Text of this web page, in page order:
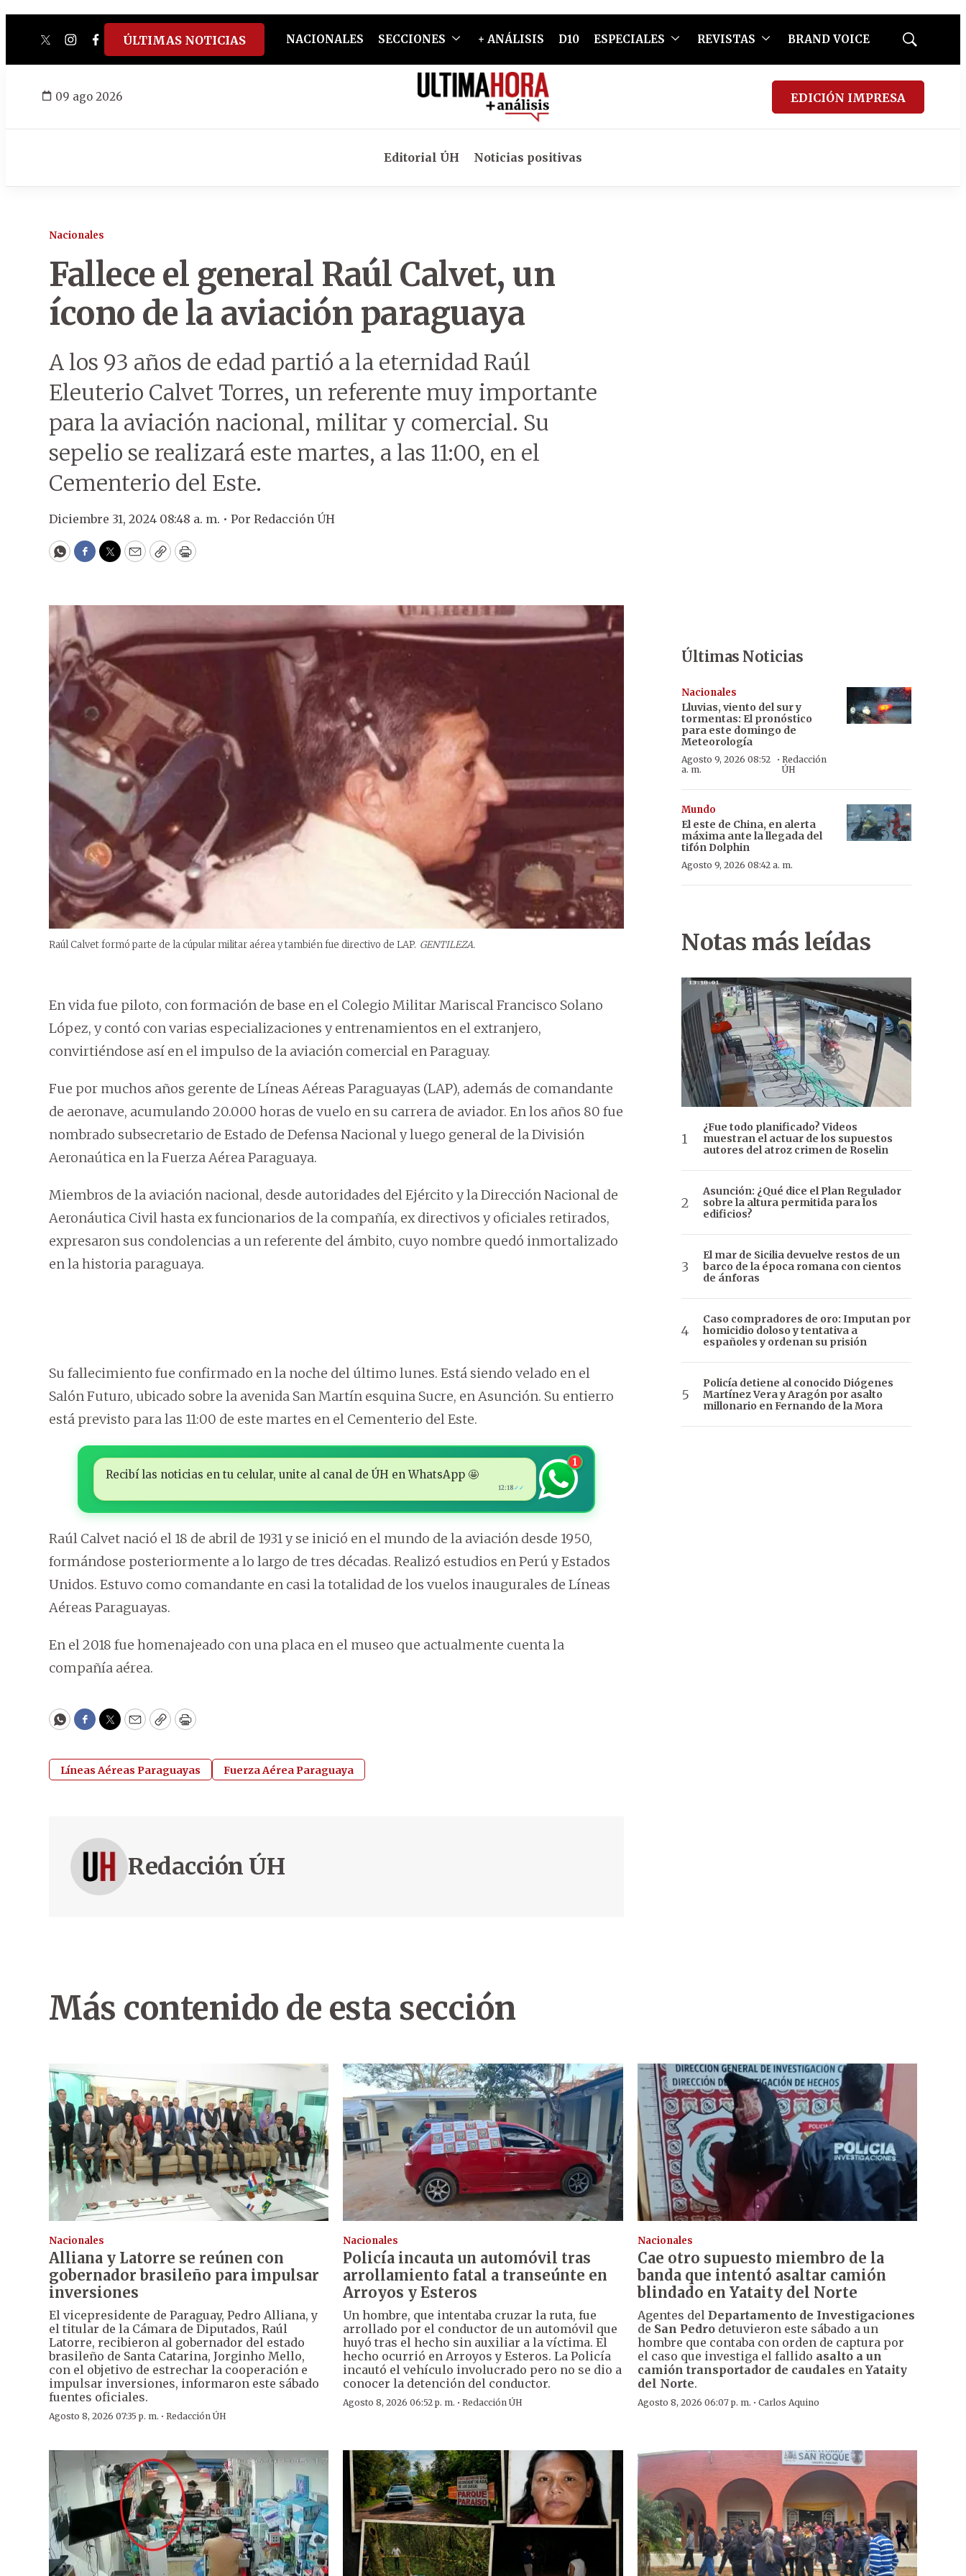
twitterinstagram
facebook
tiktokyoutube
spotify
ÚLTIMAS NOTICIAS NACIONALES SECCIONES + ANÁLISIS D10 ESPECIALES REVISTAS BRAND VOICE
Mostrar
09 ago 2026 EDICIÓN IMPRESA
Editorial ÚH Noticias positivas
Nacionales
Fallece el general Raúl Calvet, un
ícono de la aviación paraguaya
A los 93 años de edad partió a la eternidad Raúl
Eleuterio Calvet Torres, un referente muy importante
para la aviación nacional, militar y comercial. Su
sepelio se realizará este martes, a las 11:00, en el
Cementerio del Este.
Diciembre 31, 2024 08:48 a. m. • Por Redacción ÚH
WhatsApp
Facebook
Twitter
EmailCopyPrint
Raúl Calvet formó parte de la cúpular militar aérea y también fue directivo de LAP. GENTILEZA.
En vida fue piloto, con formación de base en el Colegio Militar Mariscal Francisco Solano
López, y contó con varias especializaciones y entrenamientos en el extranjero,
convirtiéndose así en el impulso de la aviación comercial en Paraguay.
Fue por muchos años gerente de Líneas Aéreas Paraguayas (LAP), además de comandante
de aeronave, acumulando 20.000 horas de vuelo en su carrera de aviador. En los años 80 fue
nombrado subsecretario de Estado de Defensa Nacional y luego general de la División
Aeronaútica en la Fuerza Aérea Paraguaya.
Miembros de la aviación nacional, desde autoridades del Ejército y la Dirección Nacional de
Aeronáutica Civil hasta ex funcionarios de la compañía, ex directivos y oficiales retirados,
expresaron sus condolencias a un referente del ámbito, cuyo nombre quedó inmortalizado
en la historia paraguaya.
Su fallecimiento fue confirmado en la noche del último lunes. Está siendo velado en el
Salón Futuro, ubicado sobre la avenida San Martín esquina Sucre, en Asunción. Su entierro
está previsto para las 11:00 de este martes en el Cementerio del Este.
Recibí las noticias en tu celular, unite al canal de ÚH en WhatsApp 🤩
12:18 ✓✓
1
Raúl Calvet nació el 18 de abril de 1931 y se inició en el mundo de la aviación desde 1950,
formándose posteriormente a lo largo de tres décadas. Realizó estudios en Perú y Estados
Unidos. Estuvo como comandante en casi la totalidad de los vuelos inaugurales de Líneas
Aéreas Paraguayas.
En el 2018 fue homenajeado con una placa en el museo que actualmente cuenta la
compañía aérea.
WhatsApp
Facebook
Twitter
EmailCopyPrint
Líneas Aéreas Paraguayas Fuerza Aérea Paraguaya
Redacción ÚH
Últimas Noticias
Nacionales
Lluvias, viento del sur y
tormentas: El pronóstico
para este domingo de
Meteorología
Agosto 9, 2026 08:52
a. m.
· Redacción
ÚH
Mundo
El este de China, en alerta
máxima ante la llegada del
tifón Dolphin
Agosto 9, 2026 08:42 a. m.
Notas más leídas
¿Fue todo planificado? Videos
muestran el actuar de los supuestos
autores del atroz crimen de Roselin
Asunción: ¿Qué dice el Plan Regulador
sobre la altura permitida para los
edificios?
El mar de Sicilia devuelve restos de un
barco de la época romana con cientos
de ánforas
Caso compradores de oro: Imputan por
homicidio doloso y tentativa a
españoles y ordenan su prisión
Policía detiene al conocido Diógenes
Martínez Vera y Aragón por asalto
millonario en Fernando de la Mora
Más contenido de esta sección
Nacionales
Alliana y Latorre se reúnen con
gobernador brasileño para impulsar
inversiones
El vicepresidente de Paraguay, Pedro Alliana, y
el titular de la Cámara de Diputados, Raúl
Latorre, recibieron al gobernador del estado
brasileño de Santa Catarina, Jorginho Mello,
con el objetivo de estrechar la cooperación e
impulsar inversiones, informaron este sábado
fuentes oficiales.
Agosto 8, 2026 07:35 p. m. · Redacción ÚH
Nacionales
Policía incauta un automóvil tras
arrollamiento fatal a transeúnte en
Arroyos y Esteros
Un hombre, que intentaba cruzar la ruta, fue
arrollado por el conductor de un automóvil que
huyó tras el hecho sin auxiliar a la víctima. El
hecho ocurrió en Arroyos y Esteros. La Policía
incautó el vehículo involucrado pero no se dio a
conocer la detención del conductor.
Agosto 8, 2026 06:52 p. m. ·Redacción ÚH
Nacionales
Cae otro supuesto miembro de la
banda que intentó asaltar camión
blindado en Yataity del Norte
Agentes del Departamento de Investigaciones
de San Pedrodetuvieron este sábado a un
hombre que contaba con orden de captura por
el caso que investiga el fallido asalto a un
camión transportador de caudales en Yataity
del Norte.
Agosto 8, 2026 06:07 p. m. · Carlos Aquino